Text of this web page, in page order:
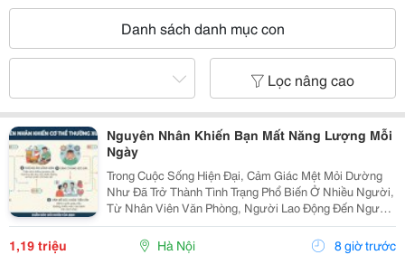
Danh sách danh mục con
Lọc nâng cao
Nguyên Nhân Khiến Bạn Mất Năng Lượng Mỗi
Ngày
Trong Cuộc Sống Hiện Đại, Cảm Giác Mệt Mỏi Dường
Như Đã Trở Thành Tình Trạng Phổ Biến Ở Nhiều Người,
Từ Nhân Viên Văn Phòng, Người Lao Động Đến Người
Cao Tuổi. Không Ít Người Thức Dậy Sau Một Giấc Ngủ
Dài Nhưng Vẫn Cảm Thấy Uể Oải, Thiếu Năng Lượng...
1,19 triệu Hà Nội 8 giờ trước